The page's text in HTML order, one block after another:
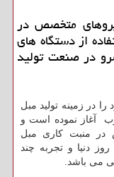
متخصص در
از دستگاه های
در صنعت تولید
فعالیت خود را در زمینه تولید مبل
آغاز نموده است و
در منبت کاری مبل
دنیا و تجربه چند
می باشد.